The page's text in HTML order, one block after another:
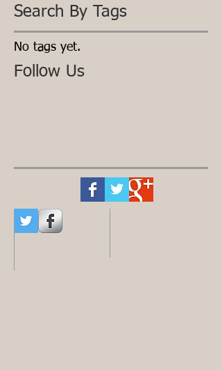
Search By Tags
Follow Us
No tags yet.